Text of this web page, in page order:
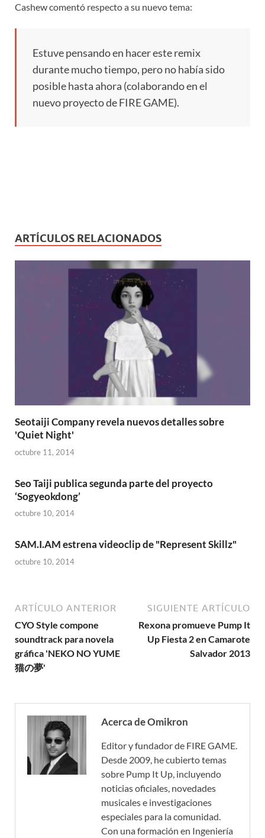
Cashew comentó respecto a su nuevo tema:
Estuve pensando en hacer este remix
durante mucho tiempo, pero no había sido
posible hasta ahora (colaborando en el
nuevo proyecto de FIRE GAME).
ARTÍCULOS RELACIONADOS
Seotaiji Company revela nuevos detalles sobre
'Quiet Night'
octubre 11, 2014
Seo Taiji publica segunda parte del proyecto
‘Sogyeokdong’
octubre 10, 2014
SAM.I.AM estrena videoclip de "Represent Skillz"
octubre 10, 2014
ARTÍCULO ANTERIOR
CYO Style compone
soundtrack para novela
gráfica 'NEKO NO YUME
猫の夢'
SIGUIENTE ARTÍCULO
Rexona promueve Pump It
Up Fiesta 2 en Camarote
Salvador 2013
Acerca de Omikron
Editor y fundador de FIRE GAME.
Desde 2009, he cubierto temas
sobre Pump It Up, incluyendo
noticias oficiales, novedades
musicales e investigaciones
especiales para la comunidad.
Con una formación en Ingeniería